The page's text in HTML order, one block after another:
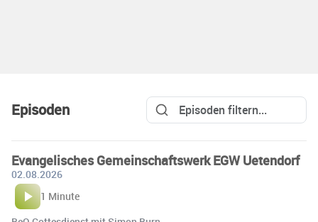
Episoden
Evangelisches Gemeinschaftswerk EGW Uetendorf
02.08.2026
1 Minute